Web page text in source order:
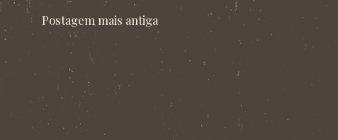
Postagem mais antiga